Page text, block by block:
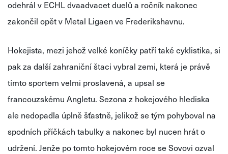
odehrál v ECHL dvaadvacet duelů a ročník nakonec
zakončil opět v Metal Ligaen ve Frederikshavnu.
Hokejista, mezi jehož velké koníčky patří také cyklistika, si
pak za další zahraniční štaci vybral zemi, která je právě
tímto sportem velmi proslavená, a upsal se
francouzskému Angletu. Sezona z hokejového hlediska
ale nedopadla úplně šťastně, jelikož se tým pohyboval na
spodních příčkách tabulkya nakonec byl nucen hrát o
udržení. Jenže po tomto hokejovém roce se Sovovi ozval